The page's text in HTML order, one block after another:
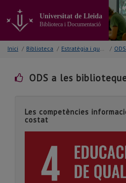
contingut
principal
Universitat de Lleida
Biblioteca i Documentació
Inici / Biblioteca / Estratègia i qualitat / ODS a
ODS a les
Les competències
costat